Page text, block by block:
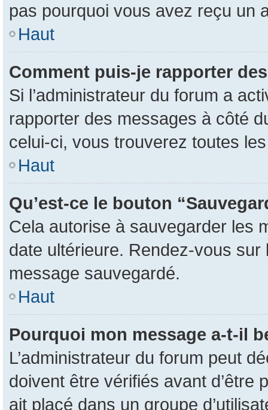
pas pourquoi vous avez reçu un
Haut
Comment puis-je rapporter
Si l’administrateur du forum a
rapporter des messages à côté
celui-ci, vous trouverez toutes
Haut
Qu’est-ce le bouton
Cela autorise à sauvegarder les
date ultérieure. Rendez-vous sur
message sauvegardé.
Haut
Pourquoi mon message a-t-il
L’administrateur du forum peut
doivent être vérifiés avant d’être
ait placé dans un groupe